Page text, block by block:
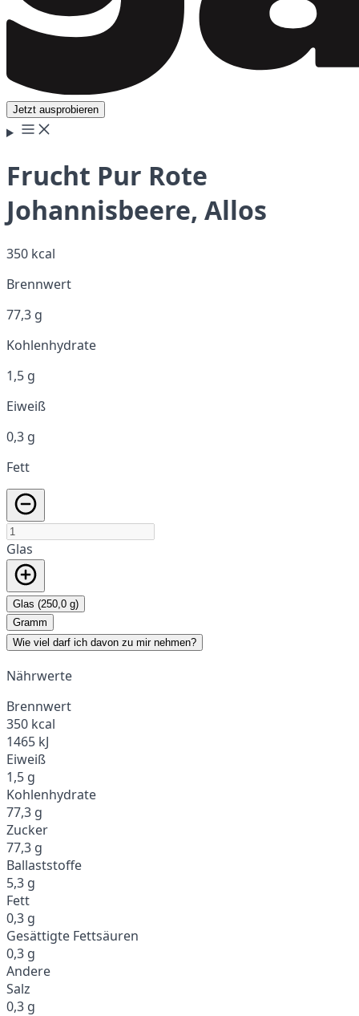
Jetzt ausprobieren
Frucht Pur Rote
Johannisbeere, Allos
350 kcal
Brennwert
77,3 g
Kohlenhydrate
1,5 g
Eiweiß
0,3 g
Fett
Glas
Glas (250,0 g)
Gramm
Wie viel darf ich davon zu mir nehmen?
Nährwerte
Brennwert
350 kcal
1465 kJ
Eiweiß
1,5 g
Kohlenhydrate
77,3 g
Zucker
77,3 g
Ballaststoffe
5,3 g
Fett
0,3 g
Gesättigte Fettsäuren
0,3 g
Andere
Salz
0,3 g